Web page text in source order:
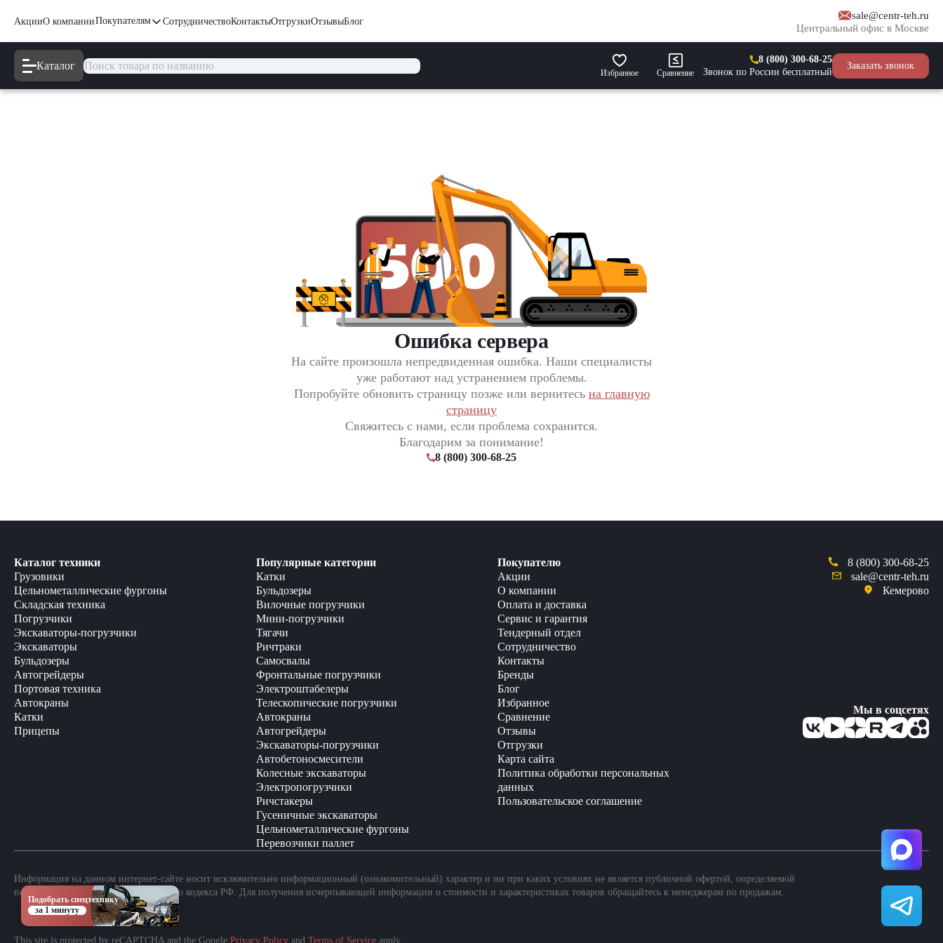
АкцииО компанииПокупателям СотрудничествоКонтактыОтгрузкиОтзывыБлог
sale@centr-teh.ru
Центральный офис в Москве
Каталог
Избранное Сравнение
8 (800) 300-68-25
Звонок по России бесплатный
Заказать звонок
Ошибка сервера
На сайте произошла непредвиденная ошибка. Наши специалисты
уже работают над устранением проблемы.
Попробуйте обновить страницу позже или вернитесь на главную
страницу
Свяжитесь с нами, если проблема сохранится.
Благодарим за понимание!
8 (800) 300-68-25
Каталог техники
Грузовики
Цельнометаллические фургоны
Складская техника
Погрузчики
Экскаваторы-погрузчики
Экскаваторы
Бульдозеры
Автогрейдеры
Портовая техника
Автокраны
Катки
Прицепы
Популярные категории
Катки
Бульдозеры
Вилочные погрузчики
Мини-погрузчики
Тягачи
Ричтраки
Самосвалы
Фронтальные погрузчики
Электроштабелеры
Телескопические погрузчики
Автокраны
Автогрейдеры
Экскаваторы-погрузчики
Автобетоносмесители
Колесные экскаваторы
Электропогрузчики
Ричстакеры
Гусеничные экскаваторы
Цельнометаллические фургоны
Перевозчики паллет
Покупателю
Акции
О компании
Оплата и доставка
Сервис и гарантия
Тендерный отдел
Сотрудничество
Контакты
Бренды
Блог
Избранное
Сравнение
Отзывы
Отгрузки
Карта сайта
Политика обработки персональных
данных
Пользовательское соглашение
8 (800) 300-68-25
sale@centr-teh.ru
Кемерово
Мы в соцсетях
Информация на данном интернет-сайте носит исключительно информационный (ознакомительный) характер и ни при каких условиях не является публичной офертой, определяемой
положениями Статьи 437 Гражданского кодекса РФ. Для получения исчерпывающей информации о стоимости и характеристиках товаров обращайтесь к менеджерам по продажам.
This site is protected by reCAPTCHA and the Google Privacy Policy and Terms of Service apply.
Подобрать спецтехнику
за 1 минуту